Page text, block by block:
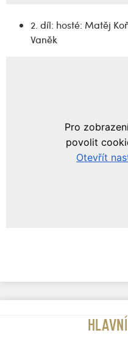
2. díl: hosté: Matěj
Vaněk